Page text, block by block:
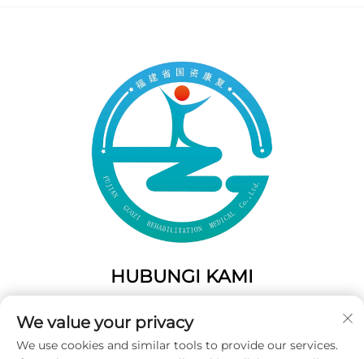
HUBUNGI KAMI
Tiongkok
Telp:+86-19859128239
We value your privacy
We use cookies and similar tools to provide our services.